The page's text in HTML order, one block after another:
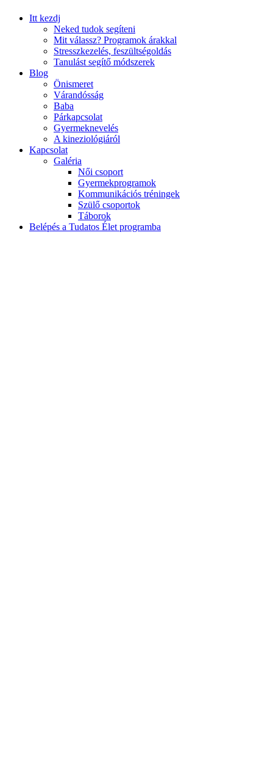
Itt kezdj
Neked tudok segíteni
Mit válassz? Programok árakkal
Stresszkezelés, feszültségoldás
Tanulást segítő módszerek
Blog
Önismeret
Várandósság
Baba
Párkapcsolat
Gyermeknevelés
A kineziológiáról
Kapcsolat
Galéria
Női csoport
Gyermekprogramok
Kommunikációs tréningek
Szülő csoportok
Táborok
Belépés a Tudatos Élet programba